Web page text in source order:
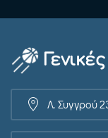
Λ. Συγγρού